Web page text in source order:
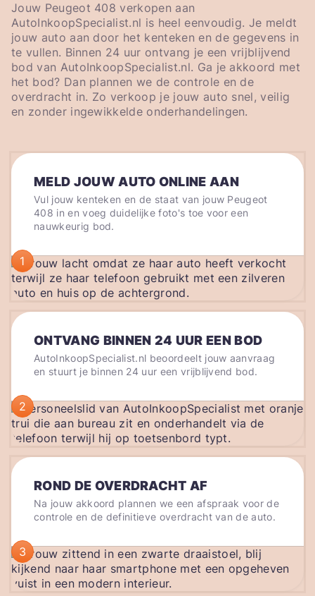
Jouw Peugeot 408 verkopen aan
AutoInkoopSpecialist.nl is heel eenvoudig. Je meldt
jouw auto aan door het kenteken en de gegevens in
te vullen. Binnen 24 uur ontvang je een vrijblijvend
bod van AutoInkoopSpecialist.nl. Ga je akkoord met
het bod? Dan plannen we de controle en de
overdracht in. Zo verkoop je jouw auto snel, veilig
en zonder ingewikkelde onderhandelingen.
MELD JOUW AUTO ONLINE AAN
Vul jouw kenteken en de staat van jouw Peugeot
408 in en voeg duidelijke foto's toe voor een
nauwkeurig bod.
1
ONTVANG BINNEN 24 UUR EEN BOD
AutoInkoopSpecialist.nl beoordeelt jouw aanvraag
en stuurt je binnen 24 uur een vrijblijvend bod.
2
ROND DE OVERDRACHT AF
Na jouw akkoord plannen we een afspraak voor de
controle en de definitieve overdracht van de auto.
3